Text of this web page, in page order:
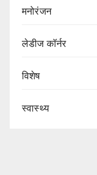
मनोरंजन
लेडीज कॉर्नर
विशेष
स्वास्थ्य